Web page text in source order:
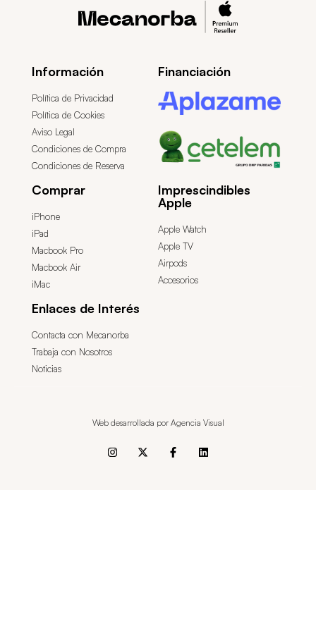
Información
Política de Privacidad
Política de Cookies
Aviso Legal
Condiciones de Compra
Condiciones de Reserva
Financiación
Comprar
iPhone
iPad
Macbook Pro
Macbook Air
iMac
Imprescindibles
Apple
Apple Watch
Apple TV
Airpods
Accesorios
Enlaces de Interés
Contacta con Mecanorba
Trabaja con Nosotros
Noticias
Web desarrollada por Agencia Visual